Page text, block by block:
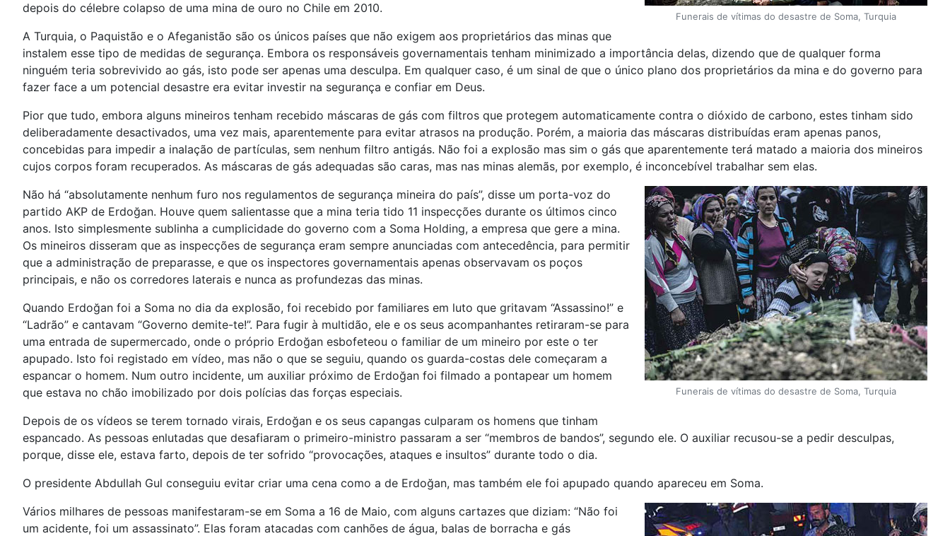
Funerais de vítimas do desastre de Soma, Turquia
depois do célebre colapso de uma mina de ouro no Chile em 2010.
A Turquia, o Paquistão e o Afeganistão são os únicos países que não exigem aos proprietários das minas que
instalem esse tipo de medidas de segurança. Embora os responsáveis governamentais tenham minimizado a importância delas, dizendo que de qualquer forma
ninguém teria sobrevivido ao gás, isto pode ser apenas uma desculpa. Em qualquer caso, é um sinal de que o único plano dos proprietários da mina e do governo para
fazer face a um potencial desastre era evitar investir na segurança e confiar em Deus.
Pior que tudo, embora alguns mineiros tenham recebido máscaras de gás com filtros que protegem automaticamente contra o dióxido de carbono, estes tinham sido
deliberadamente desactivados, uma vez mais, aparentemente para evitar atrasos na produção. Porém, a maioria das máscaras distribuídas eram apenas panos,
concebidas para impedir a inalação de partículas, sem nenhum filtro antigás. Não foi a explosão mas sim o gás que aparentemente terá matado a maioria dos mineiros
cujos corpos foram recuperados. As máscaras de gás adequadas são caras, mas nas minas alemãs, por exemplo, é inconcebível trabalhar sem elas.
Funerais de vítimas do desastre de Soma, Turquia
Não há “absolutamente nenhum furo nos regulamentos de segurança mineira do país”, disse um porta-voz do
partido AKP de Erdoğan. Houve quem salientasse que a mina teria tido 11 inspecções durante os últimos cinco
anos. Isto simplesmente sublinha a cumplicidade do governo com a Soma Holding, a empresa que gere a mina.
Os mineiros disseram que as inspecções de segurança eram sempre anunciadas com antecedência, para permitir
que a administração de preparasse, e que os inspectores governamentais apenas observavam os poços
principais, e não os corredores laterais e nunca as profundezas das minas.
Quando Erdoğan foi a Soma no dia da explosão, foi recebido por familiares em luto que gritavam “Assassino!” e
“Ladrão” e cantavam “Governo demite-te!”. Para fugir à multidão, ele e os seus acompanhantes retiraram-se para
uma entrada de supermercado, onde o próprio Erdoğan esbofeteou o familiar de um mineiro por este o ter
apupado. Isto foi registado em vídeo, mas não o que se seguiu, quando os guarda-costas dele começaram a
espancar o homem. Num outro incidente, um auxiliar próximo de Erdoğan foi filmado a pontapear um homem
que estava no chão imobilizado por dois polícias das forças especiais.
Depois de os vídeos se terem tornado virais, Erdoğan e os seus capangas culparam os homens que tinham
espancado. As pessoas enlutadas que desafiaram o primeiro-ministro passaram a ser “membros de bandos”, segundo ele. O auxiliar recusou-se a pedir desculpas,
porque, disse ele, estava farto, depois de ter sofrido “provocações, ataques e insultos” durante todo o dia.
O presidente Abdullah Gul conseguiu evitar criar uma cena como a de Erdoğan, mas também ele foi apupado quando apareceu em Soma.
Vários milhares de pessoas manifestaram-se em Soma a 16 de Maio, com alguns cartazes que diziam: “Não foi
um acidente, foi um assassinato”. Elas foram atacadas com canhões de água, balas de borracha e gás